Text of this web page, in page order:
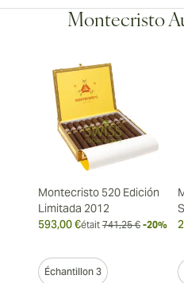
Montecristo
Montecristo 520 Edición
Limitada 2012
593,00 €était 741,25 € -20%
Échantillon 3